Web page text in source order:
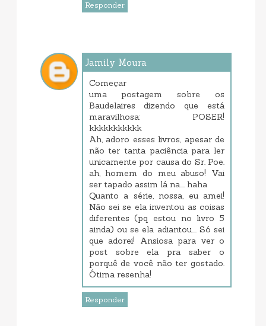
Responder
Jamily Moura
Começar
uma postagem sobre os
Baudelaires dizendo que está
maravilhosa: POSER!
kkkkkkkkkkk
Ah, adoro esses livros, apesar de
não ter tanta paciência para ler
unicamente por causa do Sr. Poe.
ah, homem do meu abuso! Vai
ser tapado assim lá na.... haha
Quanto a série, nossa, eu amei!
Não sei se ela inventou as coisas
diferentes (pq estou no livro 5
ainda) ou se ela adiantou.... Só sei
que adorei! Ansiosa para ver o
post sobre ela pra saber o
porquê de você não ter gostado.
Ótima resenha!
Responder